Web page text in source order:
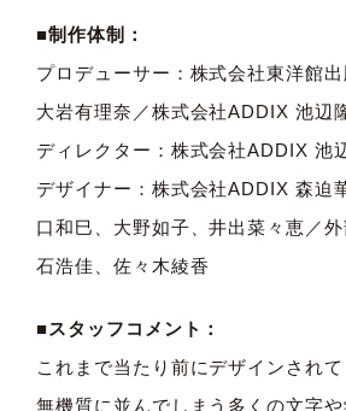
■制作体制：
プロデューサー：株式会社東洋館出
大岩有理奈／株式会社ADDIX 池辺
ディレクター：株式会社ADDIX 池
デザイナー：株式会社ADDIX 森迫
口和巳、大野如子、井出菜々恵／
石浩佳、佐々木綾香
■スタッフコメント：
これまで当たり前にデザインされて
無機質に並んでしまう多くの文字